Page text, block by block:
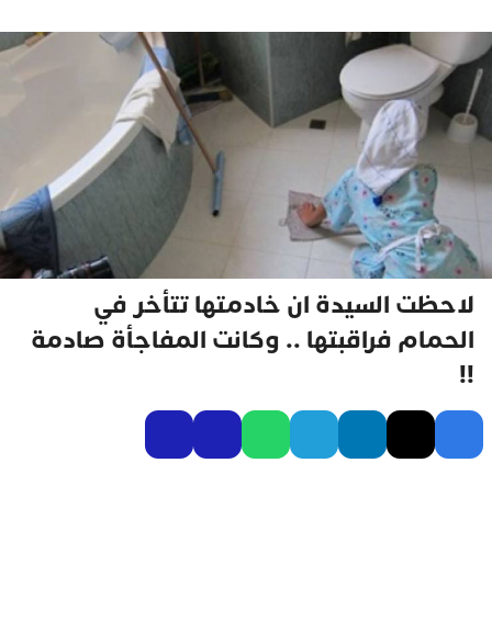
لاحظت السيدة ان خادمتها تتأخر في
الحمام فراقبتها .. وكانت المفاجأة صادمة
!!